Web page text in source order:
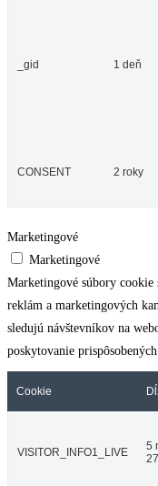
_gid 1 deň
CONSENT 2 roky
Marketingové
Marketingové
Marketingové súbory cookie
reklám a marketingových
sledujú návštevníkov na
poskytovanie
Cookie
VISITOR_INFO1_LIVE
5